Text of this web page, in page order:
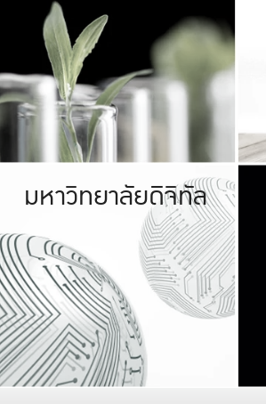
เกษตรศาสตร์ มีพื้นที่เขียวสดใส ห
เป็นป่าในเมือง (URBAN
เกษตรในเมือง (URBAN
ที่นับรวมกันได้ประมาณ
มหาวิทยาลัยรับผิดชอบต่อสัง
ร่วมมือกับชุมชน เพื่อความกิ
และความสุขอย่า
มองปัญหาในภาพ
แก้ไขจากปัญหาจุ
มหาวิทยาลัยดิจิทัล